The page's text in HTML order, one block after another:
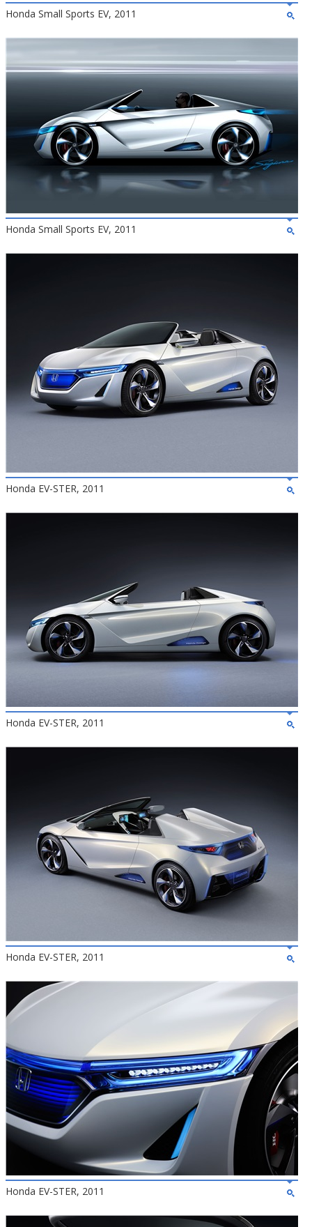
Honda Small Sports EV, 2011
Honda Small Sports EV, 2011
Honda EV-STER, 2011
Honda EV-STER, 2011
Honda EV-STER, 2011
Honda EV-STER, 2011